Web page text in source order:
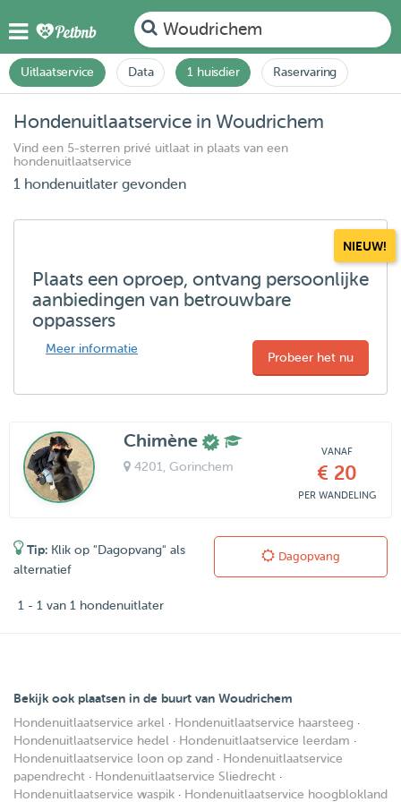
Woudrichem
Uitlaatservice Data 1 huisdier Raservaring
Hondenuitlaatservice in Woudrichem
Vind een 5-sterren privé uitlaat in plaats van een
hondenuitlaatservice
1 hondenuitlater gevonden
NIEUW!
Plaats een oproep, ontvang persoonlijke
aanbiedingen van betrouwbare
oppassers
Meer informatie
Probeer het nu
Chimène
4201 , Gorinchem
VANAF
€ 20
PER WANDELING
Tip: Klik op "Dagopvang" als
alternatief
Dagopvang
1 - 1 van 1 hondenuitlater
Bekijk ook plaatsen in de buurt van Woudrichem
Hondenuitlaatservice arkel · Hondenuitlaatservice haarsteeg ·
Hondenuitlaatservice hedel · Hondenuitlaatservice leerdam ·
Hondenuitlaatservice loon op zand · Hondenuitlaatservice
papendrecht · Hondenuitlaatservice Sliedrecht ·
Hondenuitlaatservice waspik · Hondenuitlaatservice hoogblokland